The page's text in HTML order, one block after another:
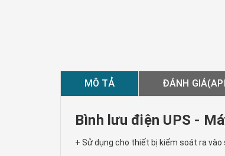
MÔ TẢ ĐÁNH
Bình lưu điện UPS -
+ Sử dụng cho thiết bị kiểm soát ra vào